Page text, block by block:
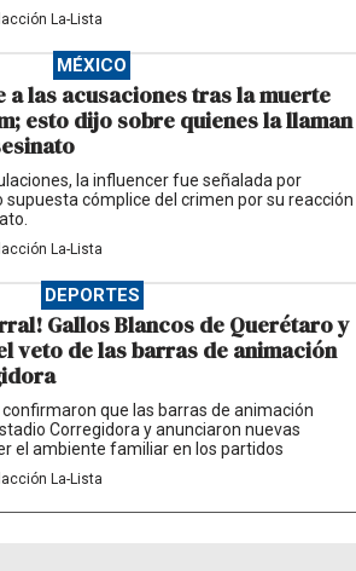
La-Lista
MÉXICO
a las acusaciones tras la muerte
esto dijo sobre quienes la llaman
la influencer fue señalada por
supuesta cómplice del crimen por su reacción
La-Lista
DEPORTES
Gallos Blancos de Querétaro y
veto de las barras de animación
que las barras de animación
Corregidora y anunciaron nuevas
el ambiente familiar en los partidos
La-Lista